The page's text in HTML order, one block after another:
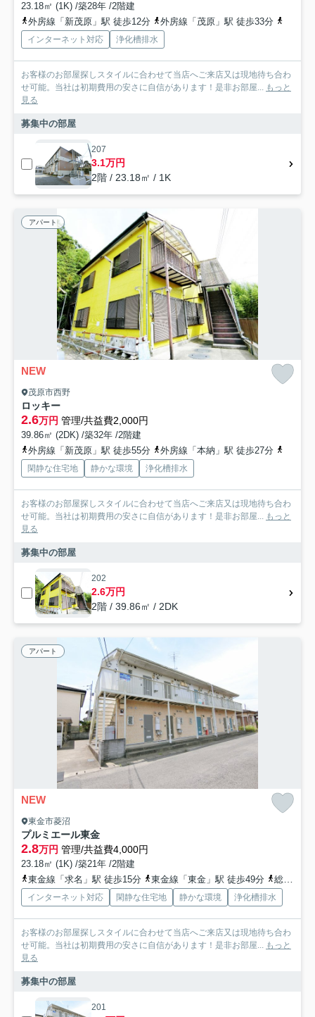
23.18㎡ (1K) /築28年 /2階建
外房線「新茂原」駅 徒歩12分
外房線「茂原」駅 徒歩33分
インターネット対応 浄化槽排水
お客様のお部屋探しスタイルに合わせて当店へご来店又は現地待ち合わ
せ可能。当社は初期費用の安さに自信があります！是非お部屋... もっと
見る
募集中の部屋
207
3.1万円
2階 / 23.18㎡ / 1K
アパート
NEW
茂原市西野
ロッキー
2.6万円 管理/共益費2,000円
39.86㎡ (2DK) /築32年 /2階建
外房線「新茂原」駅 徒歩55分
外房線「本納」駅 徒歩27分
閑静な住宅地 静かな環境 浄化槽排水
お客様のお部屋探しスタイルに合わせて当店へご来店又は現地待ち合わ
せ可能。当社は初期費用の安さに自信があります！是非お部屋... もっと
見る
募集中の部屋
202
2.6万円
2階 / 39.86㎡ / 2DK
アパート
NEW
東金市菱沼
プルミエール東金
2.8万円 管理/共益費4,000円
23.18㎡ (1K) /築21年 /2階建
東金線「求名」駅 徒歩15分
東金線「東金」駅 徒歩49分 総武本線「成東」駅 徒歩68分
インターネット対応 閑静な住宅地 静かな環境 浄化槽排水
お客様のお部屋探しスタイルに合わせて当店へご来店又は現地待ち合わ
せ可能。当社は初期費用の安さに自信があります！是非お部屋... もっと
見る
募集中の部屋
201